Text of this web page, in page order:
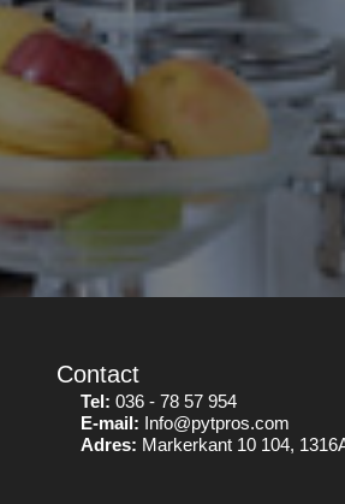
Contact
Tel: 036 - 78 57 954
E-mail: Info@pytpros.com
Adres: Markerkant 10 104,